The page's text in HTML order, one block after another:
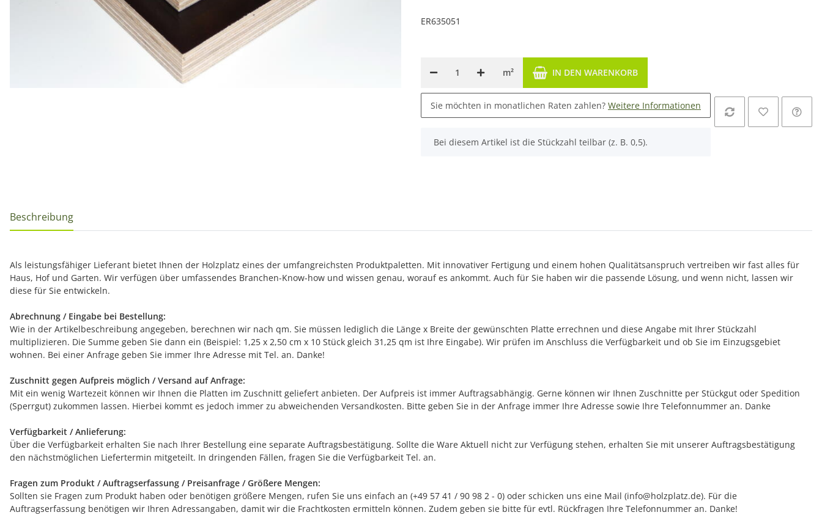
ER635051
m² IN DEN WARENKORB
Sie möchten in monatlichen Raten zahlen? Weitere Informationen
x
Bei diesem Artikel ist die Stückzahl teilbar (z. B. 0,5).
Beschreibung
Als leistungsfähiger Lieferant bietet Ihnen der Holzplatz eines der umfangreichsten Produktpaletten. Mit innovativer Fertigung und einem hohen Qualitätsanspruch vertreiben wir fast alles für
Haus, Hof und Garten. Wir verfügen über umfassendes Branchen-Know-how und wissen genau, worauf es ankommt. Auch für Sie haben wir die passende Lösung, und wenn nicht, lassen wir
diese für Sie entwickeln.
Abrechnung / Eingabe bei Bestellung:
Wie in der Artikelbeschreibung angegeben, berechnen wir nach qm. Sie müssen lediglich die Länge x Breite der gewünschten Platte errechnen und diese Angabe mit Ihrer Stückzahl
multiplizieren. Die Summe geben Sie dann ein (Beispiel: 1,25 x 2,50 cm x 10 Stück gleich 31,25 qm ist Ihre Eingabe). Wir prüfen im Anschluss die Verfügbarkeit und ob Sie im Einzugsgebiet
wohnen. Bei einer Anfrage geben Sie immer Ihre Adresse mit Tel. an. Danke!
Zuschnitt gegen Aufpreis möglich / Versand auf Anfrage:
Mit ein wenig Wartezeit können wir Ihnen die Platten im Zuschnitt geliefert anbieten. Der Aufpreis ist immer Auftragsabhängig. Gerne können wir Ihnen Zuschnitte per Stückgut oder Spedition
(Sperrgut) zukommen lassen. Hierbei kommt es jedoch immer zu abweichenden Versandkosten. Bitte geben Sie in der Anfrage immer Ihre Adresse sowie Ihre Telefonnummer an. Danke
Verfügbarkeit / Anlieferung:
Über die Verfügbarkeit erhalten Sie nach Ihrer Bestellung eine separate Auftragsbestätigung. Sollte die Ware Aktuell nicht zur Verfügung stehen, erhalten Sie mit unserer Auftragsbestätigung
den nächstmöglichen Liefertermin mitgeteilt. In dringenden Fällen, fragen Sie die Verfügbarkeit Tel. an.
Fragen zum Produkt / Auftragserfassung / Preisanfrage / Größere Mengen:
Sollten sie Fragen zum Produkt haben oder benötigen größere Mengen, rufen Sie uns einfach an (+49 57 41 / 90 98 2 - 0) oder schicken uns eine Mail (info@holzplatz.de). Für die
Auftragserfassung benötigen wir Ihren Adressangaben, damit wir die Frachtkosten ermitteln können. Zudem geben sie bitte für evtl. Rückfragen Ihre Telefonnummer an. Danke!